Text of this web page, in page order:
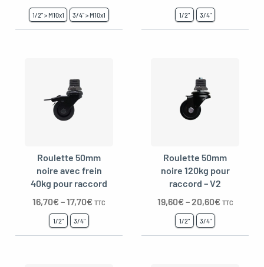
1/2" > M10x1 3/4" > M10x1 1/2" 3/4"
Roulette 50mm
noire avec frein
40kg pour raccord
16,70€–17,70€ TTC
1/2" 3/4"
Roulette 50mm
noire 120kg pour
raccord – V2
19,60€–20,60€ TTC
1/2" 3/4"